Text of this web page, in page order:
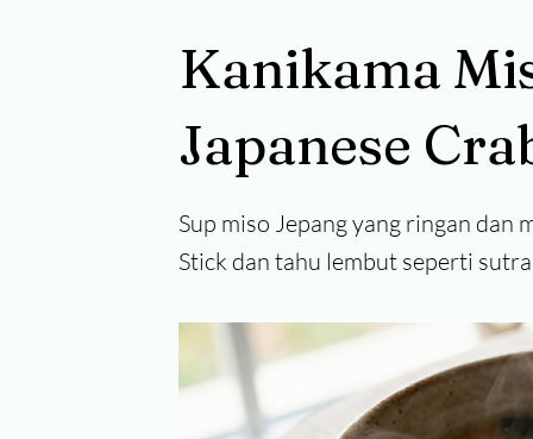
Kanikama
Japanese
Sup miso Jepang yang ringan dan
Stick dan tahu lembut seperti